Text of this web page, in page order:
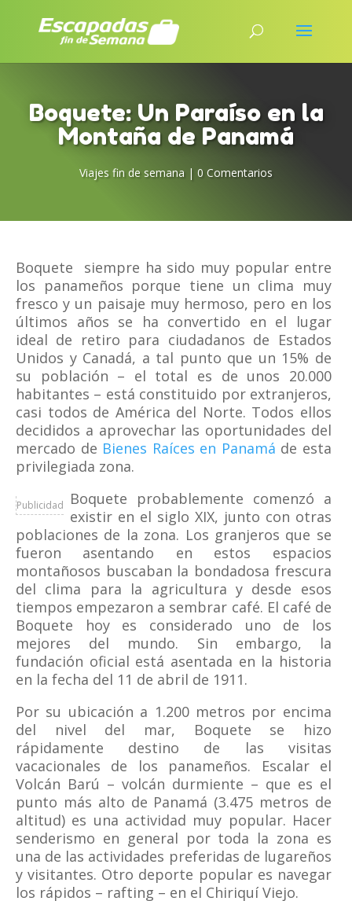
Boquete: Un Paraíso en la
Montaña de Panamá
Viajes fin de semana | 0 Comentarios
Boquete siempre ha sido muy popular entre
los panameños porque tiene un clima muy
fresco y un paisaje muy hermoso, pero en los
últimos años se ha convertido en el lugar
ideal de retiro para ciudadanos de Estados
Unidos y Canadá, a tal punto que un 15% de
su población – el total es de unos 20.000
habitantes – está constituido por extranjeros,
casi todos de América del Norte. Todos ellos
decididos a aprovechar las oportunidades del
mercado de Bienes Raíces en Panamá de esta
privilegiada zona.
Publicidad
Boquete probablemente comenzó a
existir en el siglo XIX, junto con otras
poblaciones de la zona. Los granjeros que se
fueron asentando en estos espacios
montañosos buscaban la bondadosa frescura
del clima para la agricultura y desde esos
tiempos empezaron a sembrar café. El café de
Boquete hoy es considerado uno de los
mejores del mundo. Sin embargo, la
fundación oficial está asentada en la historia
en la fecha del 11 de abril de 1911.
Por su ubicación a 1.200 metros por encima
del nivel del mar, Boquete se hizo
rápidamente destino de las visitas
vacacionales de los panameños. Escalar el
Volcán Barú – volcán durmiente – que es el
punto más alto de Panamá (3.475 metros de
altitud) es una actividad muy popular. Hacer
senderismo en general por toda la zona es
una de las actividades preferidas de lugareños
y visitantes. Otro deporte popular es navegar
los rápidos – rafting – en el Chiriquí Viejo.